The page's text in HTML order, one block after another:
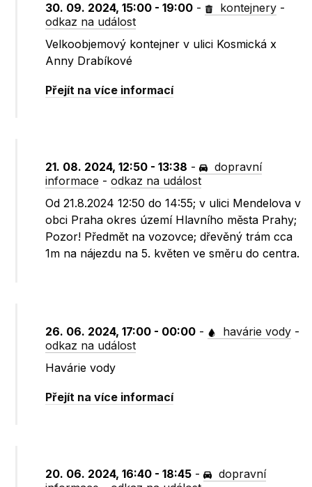
30. 09. 2024, 15:00 - 19:00 - kontejnery -
odkaz na událost
Velkoobjemový kontejner v ulici Kosmická x
Anny Drabíkové
Přejít na více informací
21. 08. 2024, 12:50 - 13:38 -
dopravní
informace -odkaz na událost
Od 21.8.2024 12:50 do 14:55; v ulici Mendelova v
obci Praha okres území Hlavního města Prahy;
Pozor! Předmět na vozovce; dřevěný trám cca
1m na nájezdu na 5. květen ve směru do centra.
26. 06. 2024, 17:00 - 00:00 - havárie vody -
odkaz na událost
Havárie vody
Přejít na více informací
20. 06. 2024, 16:40 - 18:45 -
dopravní